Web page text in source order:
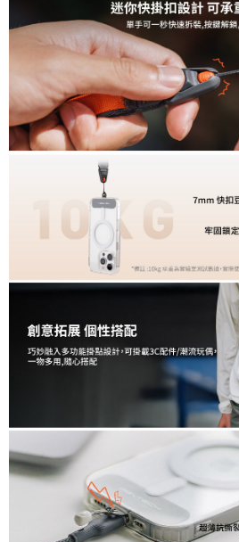
１．透過由恩沛科技股份有限公司提供之「
易，需依本服務之必要範圍內提供個人資料，
權轉讓予恩沛科技股份有限公司。
２．關於個人資料處理事宜，請瀏覽以下網址：
https://aftee.tw/terms/#terms3
３．未成年的使用者請事先徵得法定代理人或
「AFTEE先享後付」，若未經同意申辦者引
任。
４．使用「AFTEE先享後付」時，將依據個
時審查核予不同之上限額度；若仍有額度不
請求用戶進行身份認證。
５．嚴禁一人註冊多個帳號或使用他人資訊
恩沛科技股份有限公司將有權停止該用戶之